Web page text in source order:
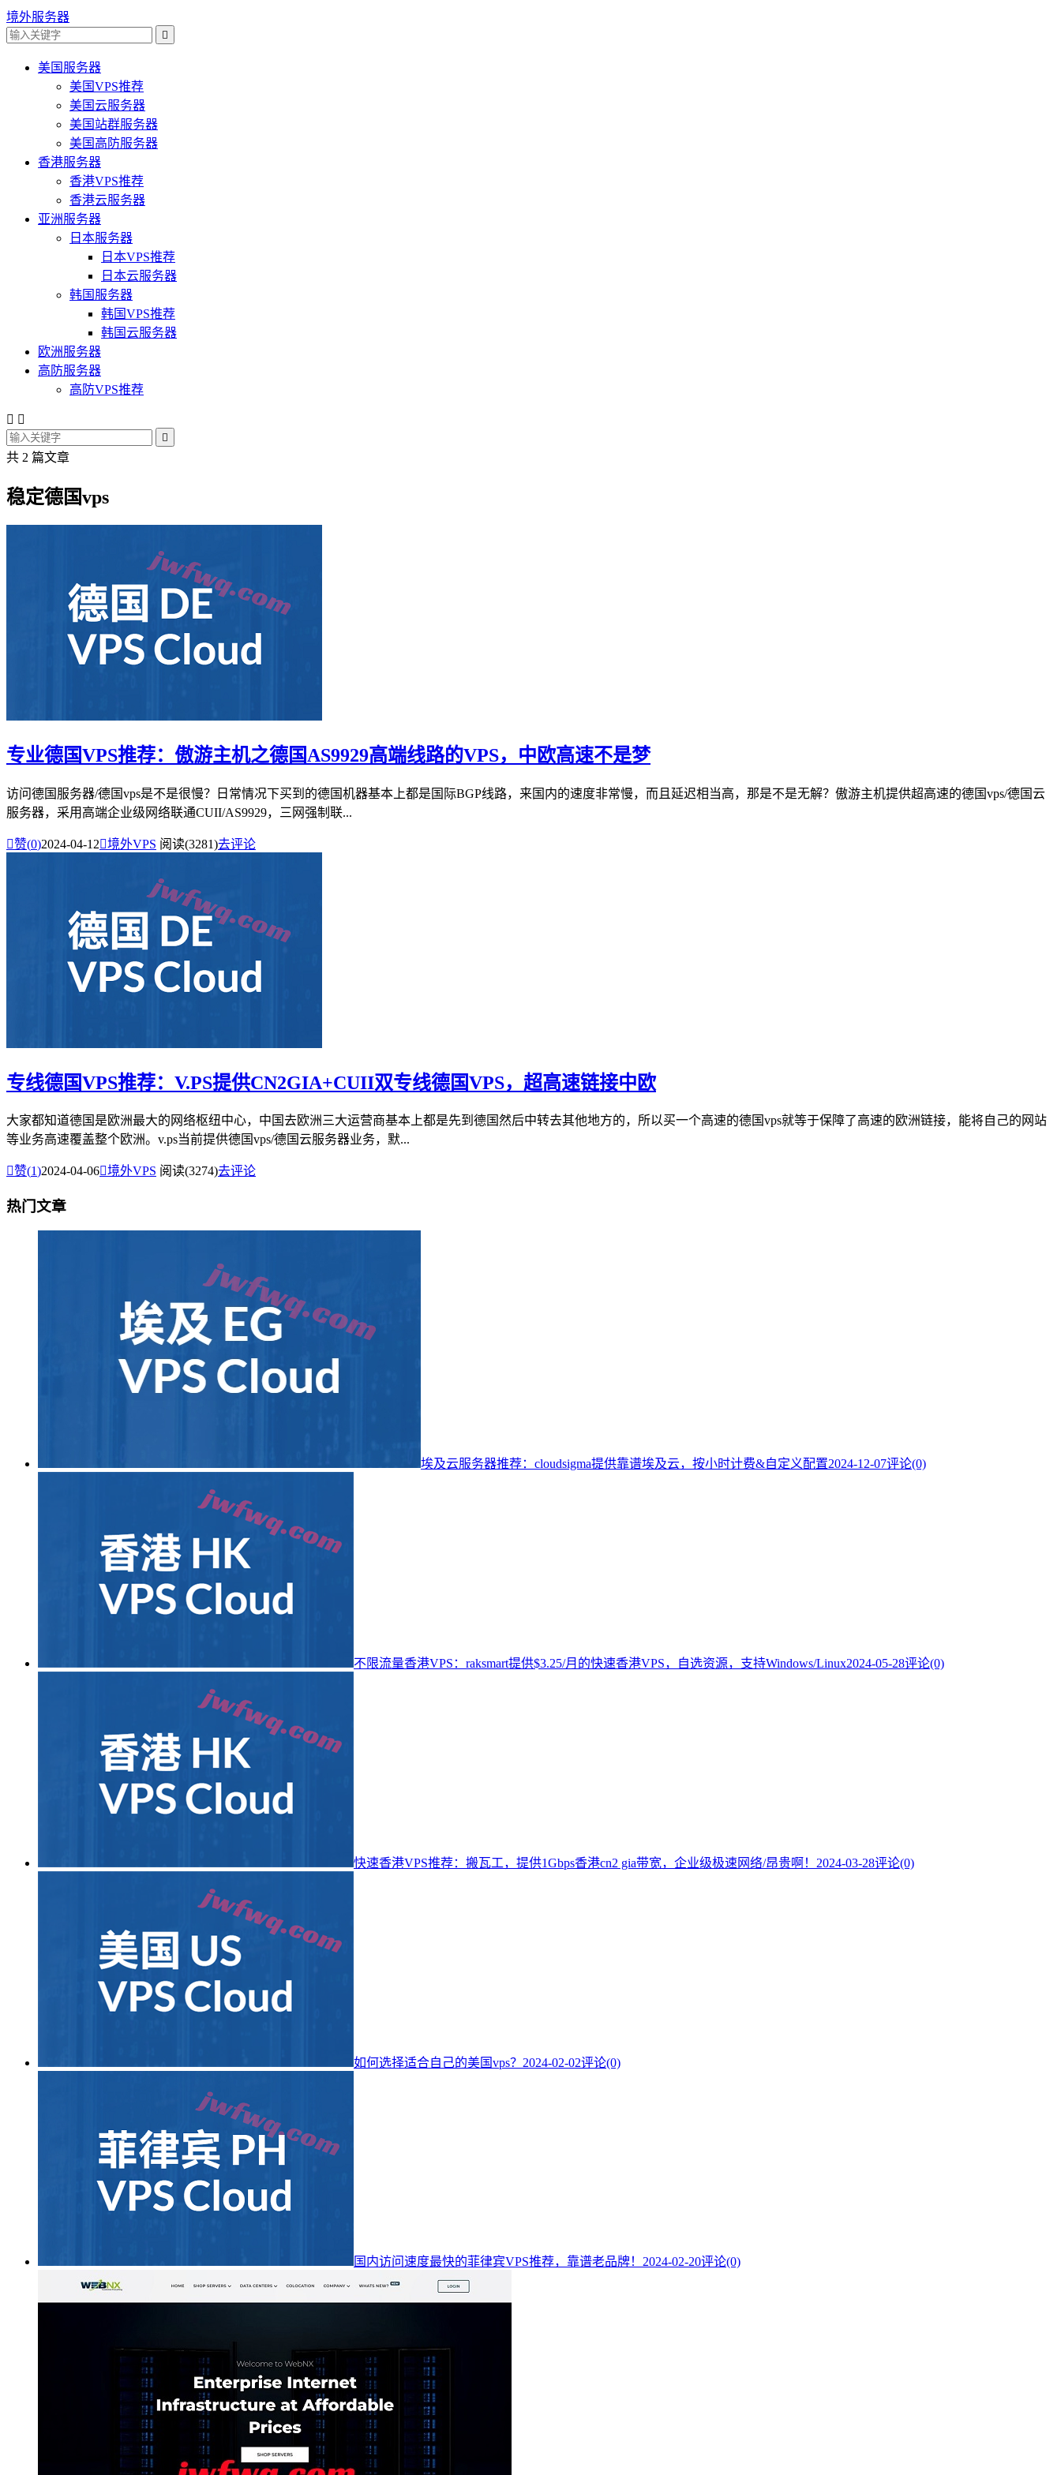
境外服务器

美国服务器
美国VPS推荐
美国云服务器
美国站群服务器
美国高防服务器
香港服务器
香港VPS推荐
香港云服务器
亚洲服务器
日本服务器
日本VPS推荐
日本云服务器
韩国服务器
韩国VPS推荐
韩国云服务器
欧洲服务器
高防服务器
高防VPS推荐
 

共 2 篇文章
稳定德国vps
专业德国VPS推荐：傲游主机之德国AS9929高端线路的VPS，中欧高速不是梦
访问德国服务器/德国vps是不是很慢？日常情况下买到的德国机器基本上都是国际BGP线路，来国内的速度非常慢，而且延迟相当高，那是不是无解？傲游主机提供超高速的德国vps/德国云
服务器，采用高端企业级网络联通CUII/AS9929，三网强制联...
赞(0)2024-04-12境外VPS 阅读(3281)去评论
专线德国VPS推荐：V.PS提供CN2GIA+CUII双专线德国VPS，超高速链接中欧
大家都知道德国是欧洲最大的网络枢纽中心，中国去欧洲三大运营商基本上都是先到德国然后中转去其他地方的，所以买一个高速的德国vps就等于保障了高速的欧洲链接，能将自己的网站
等业务高速覆盖整个欧洲。v.ps当前提供德国vps/德国云服务器业务，默...
赞(1)2024-04-06境外VPS 阅读(3274)去评论
热门文章
埃及云服务器推荐：cloudsigma提供靠谱埃及云，按小时计费&自定义配置2024-12-07评论(0)
不限流量香港VPS：raksmart提供$3.25/月的快速香港VPS，自选资源，支持Windows/Linux2024-05-28评论(0)
快速香港VPS推荐：搬瓦工，提供1Gbps香港cn2 gia带宽，企业级极速网络/昂贵啊！ 2024-03-28评论(0)
如何选择适合自己的美国vps？ 2024-02-02评论(0)
国内访问速度最快的菲律宾VPS推荐，靠谱老品牌！ 2024-02-20评论(0)